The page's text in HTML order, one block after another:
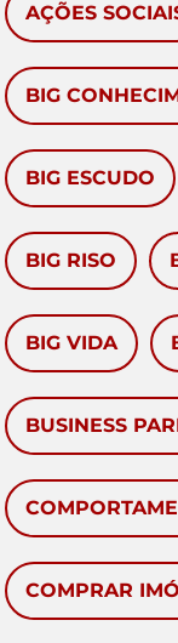
AÇÕES
BIG
BIG ESCUDO
BIG RISO
BIG VIDA
BUSINESS
COMPRAR